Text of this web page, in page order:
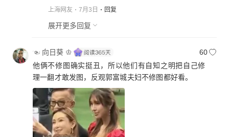
上海网友 7月3日 回复
展开更多回复
☜ 向日葵 ♔
60
他俩不修图确实挺丑，所以他们有自知之明把自己修
理一翻才敢发图，反观郭富城夫妇不修图都好看。